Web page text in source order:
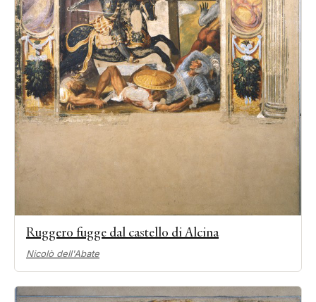
Ruggero fugge dal castello di Alcina
Nicolò dell'Abate